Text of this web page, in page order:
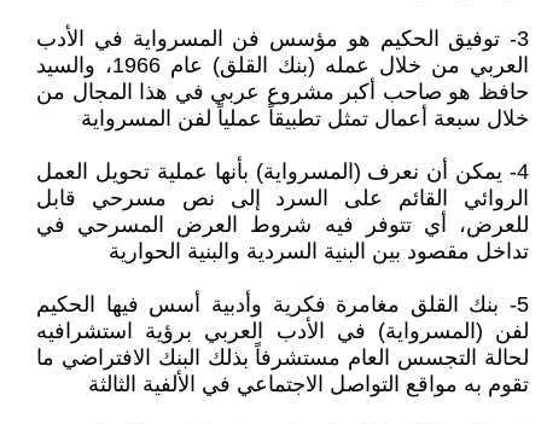
3- توفيق الحكيم هو مؤسس فن المسرواية في الأدب
العربي من خلال عمله (بنك القلق) عام 1966، والسيد
حافظ هو صاحب أكبر مشروع عربي في هذا المجال من
خلال سبعة أعمال تمثل تطبيقاً عملياً لفن المسرواية
4- يمكن أن نعرف (المسرواية) بأنها عملية تحويل العمل
الروائي القائم على السرد إلى نص مسرحي قابل
للعرض، أي تتوفر فيه شروط العرض المسرحي في
تداخل مقصود بين البنية السردية والبنية الحوارية
5- بنك القلق مغامرة فكرية وأدبية أسس فيها الحكيم
لفن (المسرواية) في الأدب العربي برؤية استشرافيه
لحالة التجسس العام مستشرفاً بذلك البنك الافتراضي ما
تقوم به مواقع التواصل الاجتماعي في الألفية الثالثة